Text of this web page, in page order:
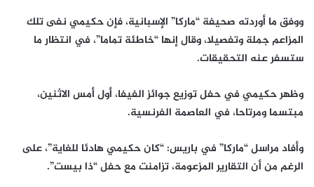
ووفق ما أوردته صحيفة “ماركا” الإسبانية، فإن حكيمي نفى تلك
المزاعم جملة وتفصيلا، وقال إنها “خاطئة تماما”، في انتظار ما
ستسفر عنه التحقيقات.
وظهر حكيمي في حفل توزيع جوائز الفيفا، أول أمس الاثنين،
مبتسما ومرتاحا، في العاصمة الفرنسية.
وأفاد مراسل “ماركا” في باريس: “كان حكيمي هادئا للغاية”، على
الرغم من أن التقارير المزعومة، تزامنت مع حفل “ذا بيست”.